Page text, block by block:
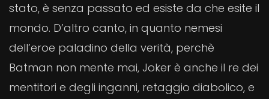
stato, è senza passato ed esiste da che esite il
mondo. D’altro canto, in quanto nemesi
dell’eroe paladino della verità, perchè
Batman non mente mai, Joker è anche il re dei
mentitori e degli inganni, retaggio diabolico, e